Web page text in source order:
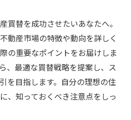
買替を成功させたいあなたへ。
動産市場の特徴や動向を詳しく
の重要なポイントをお届けしま
、最適な買替戦略を提案し、ス
を目指します。自分の理想の住
、知っておくべき注意点をしっ